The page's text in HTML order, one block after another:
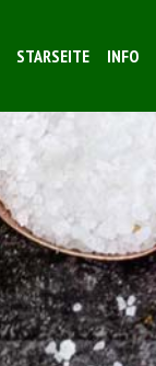
STARSEITE INFO